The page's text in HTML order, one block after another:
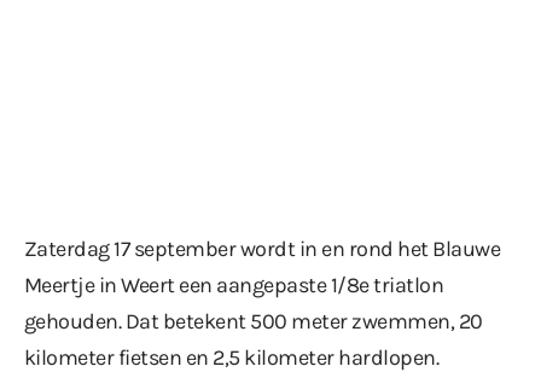
Zaterdag 17 september wordt in en rond het Blauwe
Meertje in Weert een aangepaste 1/8e triatlon
gehouden. Dat betekent 500 meter zwemmen, 20
kilometer fietsen en 2,5 kilometer hardlopen.